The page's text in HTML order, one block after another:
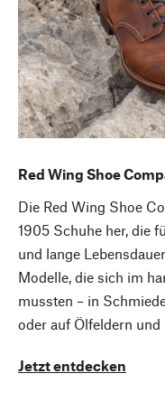
Red Wing Shoe
Die Red Wing Shoe
1905 Schuhe her, die
und lange
Modelle, die sich im
mussten – in
oder auf Ölfeldern und
Jetzt entdecken